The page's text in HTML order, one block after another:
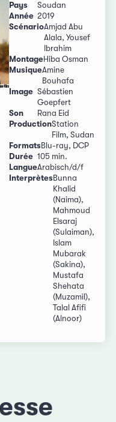
Pays
Soudan
Année 2019
ScénarioAmjad Abu
Alala, Yousef
Ibrahim
MontageHiba Osman
MusiqueAmine
Bouhafa
Image Sébastien
Goepfert
Son
Rana Eid
ProductionStation
Film, Sudan
FormatsBlu-ray, DCP
Durée 105 min.
LangueArabisch/d/f
InterprètesBunna
Khalid
(Naima),
Mahmoud
Elsaraj
(Sulaiman),
Islam
Mubarak
(Sakina),
Mustafa
Shehata
(Muzamil),
Talal Afifi
(Alnoor)